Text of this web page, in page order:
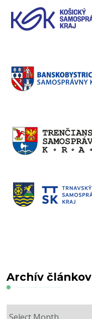
Archív článkov